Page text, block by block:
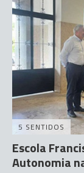
5 SENTIDOS
Escola
Autonomia